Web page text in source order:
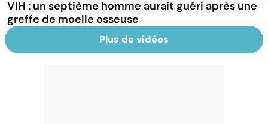
VIH : un septième homme aurait guéri après une
greffe de moelle osseuse
Plus de vidéos